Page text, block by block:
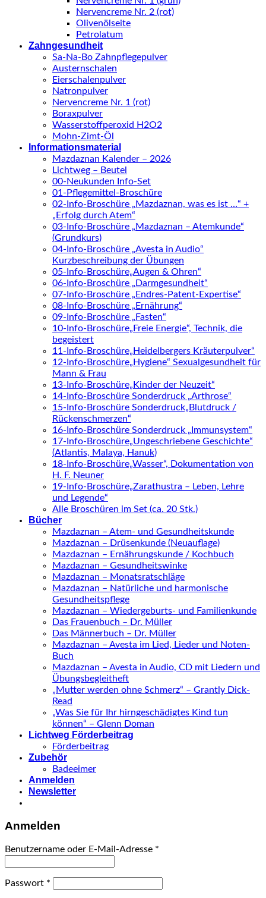
Nervencreme Nr. 2 (rot)
Olivenölseite
Petrolatum
Zahngesundheit
Sa-Na-Bo Zahnpflegepulver
Austernschalen
Eierschalenpulver
Natronpulver
Nervencreme Nr. 1 (rot)
Boraxpulver
Wasserstoffperoxid H2O2
Mohn-Zimt-Öl
Informationsmaterial
Mazdaznan Kalender – 2026
Lichtweg – Beutel
00-Neukunden Info-Set
01-Pflegemittel-Broschüre
02-Info-Broschüre „Mazdaznan, was es ist …“ +
„Erfolg durch Atem“
03-Info-Broschüre „Mazdaznan – Atemkunde“
(Grundkurs)
04-Info-Broschüre „Avesta in Audio“
Kurzbeschreibung der Übungen
05-Info-Broschüre„Augen & Ohren“
06-Info-Broschüre „Darmgesundheit“
07-Info-Broschüre „Endres-Patent-Expertise“
08-Info-Broschüre „Ernährung“
09-Info-Broschüre „Fasten“
10-Info-Broschüre„Freie Energie“, Technik, die
begeistert
11-Info-Broschüre„Heidelbergers Kräuterpulver“
12-Info-Broschüre„Hygiene“ Sexualgesundheit für
Mann & Frau
13-Info-Broschüre„Kinder der Neuzeit“
14-Info-Broschüre Sonderdruck „Arthrose“
15-Info-Broschüre Sonderdruck„Blutdruck /
Rückenschmerzen“
16-Info-Broschüre Sonderdruck „Immunsystem“
17-Info-Broschüre„Ungeschriebene Geschichte“
(Atlantis, Malaya, Hanuk)
18-Info-Broschüre„Wasser“, Dokumentation von
H. F. Neuner
19-Info-Broschüre„Zarathustra – Leben, Lehre
und Legende“
Alle Broschüren im Set (ca. 20 Stk.)
Bücher
Mazdaznan – Atem- und Gesundheitskunde
Mazdaznan – Drüsenkunde (Neuauflage)
Mazdaznan – Ernährungskunde / Kochbuch
Mazdaznan – Gesundheitswinke
Mazdaznan – Monatsratschläge
Mazdaznan – Natürliche und harmonische
Gesundheitspflege
Mazdaznan – Wiedergeburts- und Familienkunde
Das Frauenbuch – Dr. Müller
Das Männerbuch – Dr. Müller
Mazdaznan – Avesta im Lied, Lieder und Noten-
Buch
Mazdaznan – Avesta in Audio, CD mit Liedern und
Übungsbegleitheft
„Mutter werden ohne Schmerz“ – Grantly Dick-
Read
„Was Sie für Ihr hirngeschädigtes Kind tun
können“ – Glenn Doman
Lichtweg Förderbeitrag
Förderbeitrag
Zubehör
Badeeimer
Anmelden
Newsletter
Anmelden
Benutzername oder E-Mail-Adresse *
Passwort *